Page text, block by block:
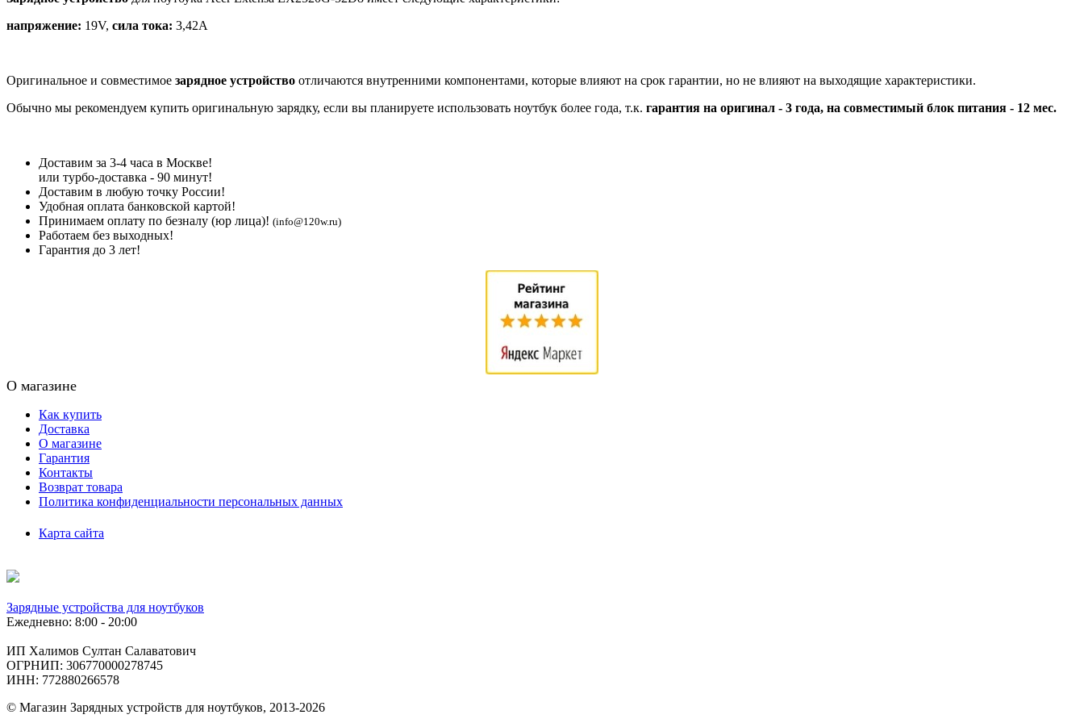
напряжение: 19V, сила тока: 3,42A
Оригинальное и совместимое зарядное устройство отличаются внутренними компонентами, которые влияют на срок гарантии, но не влияют на выходящие характеристики.
Обычно мы рекомендуем купить оригинальную зарядку, если вы планируете использовать ноутбук более года, т.к. гарантия на оригинал - 3 года, на совместимый блок питания - 12 мес.
Доставим за 3-4 часа в Москве!
или турбо-доставка - 90 минут!
Доставим в любую точку России!
Удобная оплата банковской картой!
Принимаем оплату по безналу (юр лица)! (info@120w.ru)
Работаем без выходных!
Гарантия до 3 лет!
О магазине
Как купить
Доставка
О магазине
Гарантия
Контакты
Возврат товара
Политика конфиденциальности персональных данных
Карта сайта
Зарядные устройства для ноутбуков
Ежедневно: 8:00 - 20:00
ИП Халимов Султан Салаватович
ОГРНИП: 306770000278745
ИНН: 772880266578
© Магазин Зарядных устройств для ноутбуков, 2013-2026